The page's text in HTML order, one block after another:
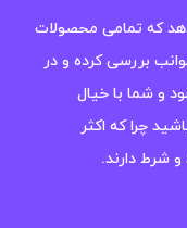
که تمامی محصولات
بررسی کرده و در
و شما با خیال
چرا که اکثر
شرط دارند.